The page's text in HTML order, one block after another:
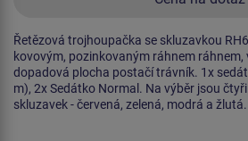
Řetězová trojhoupačka se skluzavkou
kovovým, pozinkovaným ráhnem ráhnem,
dopadová plocha postačí trávník. 1x
m), 2x Sedátko Normal. Na výběr jsou
skluzavek - červená, zelená, modrá a žlutá.